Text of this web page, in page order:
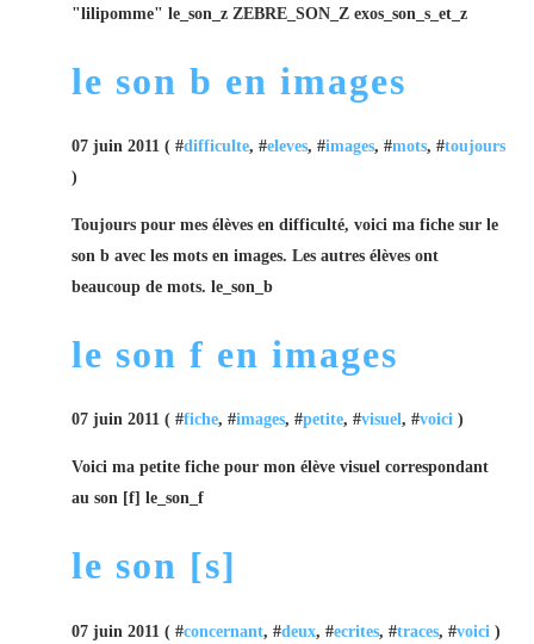
"lilipomme" le_son_z ZEBRE_SON_Z exos_son_s_et_z
le son b en images
07 juin 2011 ( #difficulte, #eleves, #images, #mots, #toujours
)
Toujours pour mes élèves en difficulté, voici ma fiche sur le
son b avec les mots en images. Les autres élèves ont
beaucoup de mots. le_son_b
le son f en images
07 juin 2011 ( #fiche, #images, #petite, #visuel, #voici )
Voici ma petite fiche pour mon élève visuel correspondant
au son [f] le_son_f
le son [s]
07 juin 2011 ( #concernant, #deux, #ecrites, #traces, #voici )